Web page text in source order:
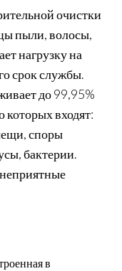
очистки
пыли, волосы,
нагрузку на
срок службы.
до 99,95%
которых входят:
споры
бактерии.
в